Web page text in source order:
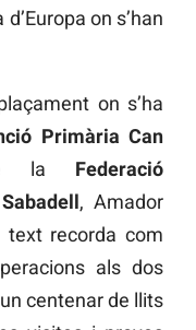
on s’han
on s’ha
Primària Can
la Federació
, Amador
text recorda com
als dos
centenar de llits